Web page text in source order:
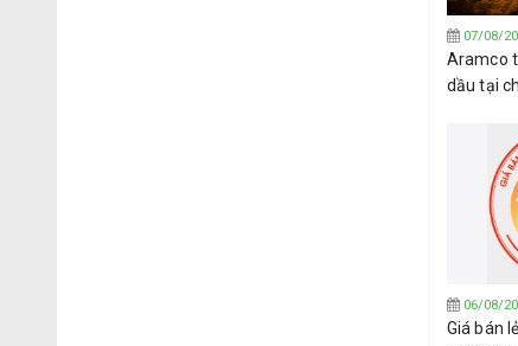
07/08/
Aramco
dầu tại
06/08/
Giá bán